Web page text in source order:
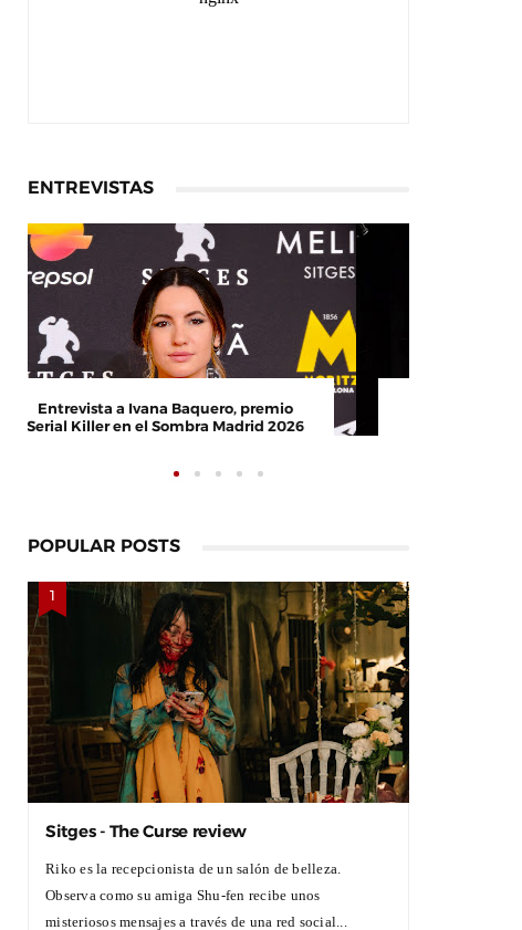
ENTREVISTAS
Entrevista a Ivana Baquero, premio
Serial Killer en el Sombra Madrid 2026
POPULAR POSTS
Sitges - The Curse review
Riko es la recepcionista de un salón de belleza.
Observa como su amiga Shu-fen recibe unos
misteriosos mensajes a través de una red social...